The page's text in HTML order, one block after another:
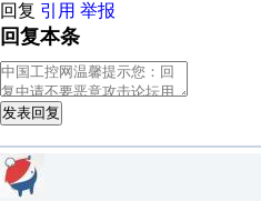
回复 引用 举报
回复本条
发表回复